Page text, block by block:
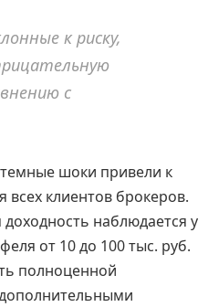
к риску,
с
шоки привели к
клиентов брокеров.
наблюдается у
от 10 до 100 тыс. руб.
полноценной